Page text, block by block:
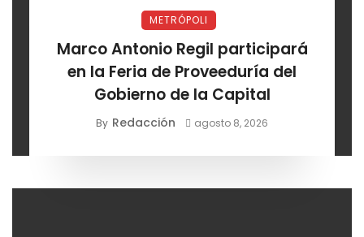
METRÓPOLI
Marco Antonio Regil participará
en la Feria de Proveeduría del
Gobierno de la Capital
By Redacción agosto 8, 2026